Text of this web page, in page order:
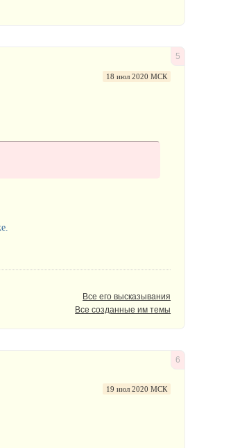
5
18 июл 2020 МСК
Все его высказывания
Все созданные им темы
6
19 июл 2020 МСК